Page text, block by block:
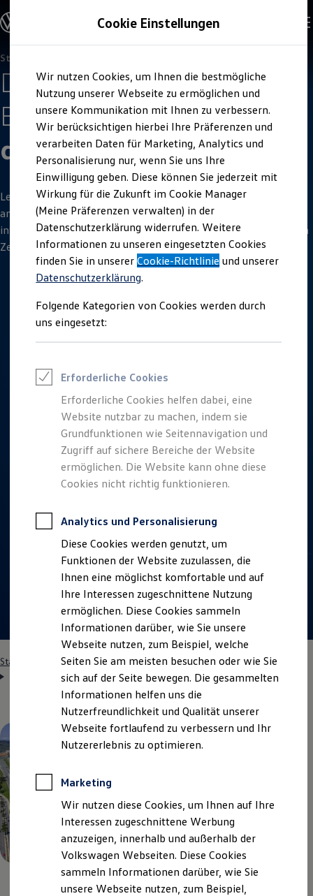
Hauptinhalt
springen
Footer
springen
Offene Stellen entdecken
Einstiegsmöglichkeiten
Schüler
Schülerpraktikum
Schüler Ferienjobs
Einstiegsqualifizierung
Studenten
Praktikum
Abschlussarbeit
Master-Stipendium
Auslandspraktikum
Jobs in Semesterferien
Werkstudentin / Werkstudent
Absolventen
StartUp Direct
Doktorandenprogramm
Volontariat
Berufserfahrene
Direkteinstieg
Jobs in der Volkswagen Group
Jobs in Produktion und Logistik
Talentpool für Fach- und Führungsexpertinnen
Arbeiten bei VW
Was uns ausmacht
Wir bei Volkswagen
Onboarding und Einarbeitung
Unternehmensbereiche
Standorte
Verhaltensgrundsätze
Karriere Magazin
Talentpool
Deine Bewerbung
Onlinebewerbung: So geht's
Bewerbungstipps
Eine Absage - was nun?
Anreise zu Interview oder AC
Kontakt und Hilfe
Barrierefrei bewerben
Triff unsere Recruiter
Events
Studenten (w/m/d)
Dein Auslandspraktikum in
Brasilien beiVolkswagen
do Brasil Ltda.
Leider werden am Standort Brasilien aktuell keine Praktika
angeboten. Du kannst dich hier aber über alle Details
informieren, wenn ein Praktikum in Brasilien zu einem späteren
Zeitpunkt interessant für dich sein sollte.
Startseite Einstiegsmöglichkeiten Studenten
Auslandspraktikum
Cookie Einstellungen
Wir nutzen Cookies, um Ihnen die bestmögliche
Nutzung unserer Webseite zu ermöglichen und
unsere Kommunikation mit Ihnen zu verbessern.
Wir berücksichtigen hierbei Ihre Präferenzen und
verarbeiten Daten für Marketing, Analytics und
Personalisierung nur, wenn Sie uns Ihre
Einwilligung geben. Diese können Sie jederzeit mit
Wirkung für die Zukunft im Cookie Manager
(Meine Präferenzen verwalten) in der
Datenschutzerklärung widerrufen. Weitere
Informationen zu unseren eingesetzten Cookies
finden Sie in unsererCookie-Richtlinie und unserer
Datenschutzerklärung.
Folgende Kategorien von Cookies werden durch
uns eingesetzt:
Erforderliche Cookies
Erforderliche Cookies helfen dabei, eine
Website nutzbar zu machen, indem sie
Grundfunktionen wie Seitennavigation und
Zugriff auf sichere Bereiche der Website
ermöglichen. Die Website kann ohne diese
Cookies nicht richtig funktionieren.
Analytics und Personalisierung
Diese Cookies werden genutzt, um
Funktionen der Website zuzulassen, die
Ihnen eine möglichst komfortable und auf
Ihre Interessen zugeschnittene Nutzung
ermöglichen. Diese Cookies sammeln
Informationen darüber, wie Sie unsere
Webseite nutzen, zum Beispiel, welche
Seiten Sie am meisten besuchen oder wie Sie
sich auf der Seite bewegen. Die gesammelten
Informationen helfen uns die
Nutzerfreundlichkeit und Qualität unserer
Webseite fortlaufend zu verbessern und Ihr
Nutzererlebnis zu optimieren.
Marketing
Wir nutzen diese Cookies, um Ihnen auf Ihre
Interessen zugeschnittene Werbung
anzuzeigen, innerhalb und außerhalb der
Volkswagen Webseiten. Diese Cookies
sammeln Informationen darüber, wie Sie
unsere Webseite nutzen, zum Beispiel,